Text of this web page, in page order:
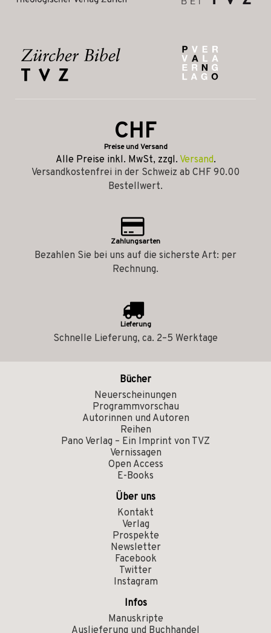
CHF
Preise und Versand
Alle Preise inkl. MwSt, zzgl. Versand.
Versandkostenfrei in der Schweiz ab CHF 90.00
Bestellwert.
Zahlungsarten
Bezahlen Sie bei uns auf die sicherste Art: per
Rechnung.
Lieferung
Schnelle Lieferung, ca. 2–5 Werktage
Bücher
Neuerscheinungen
Programmvorschau
Autorinnen und Autoren
Reihen
Pano Verlag – Ein Imprint von TVZ
Vernissagen
Open Access
E-Books
Über uns
Kontakt
Verlag
Prospekte
Newsletter
Facebook
Twitter
Instagram
Infos
Manuskripte
Auslieferung und Buchhandel